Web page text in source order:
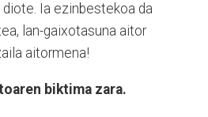
Ia ezinbestekoa da
lan-gaixotasuna aitor
aitormena!
biktima zara.